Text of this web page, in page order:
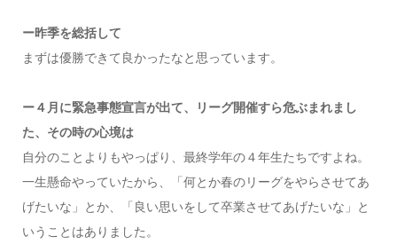
ー昨季を総括して
まずは優勝できて良かったなと思っています。
ー４月に緊急事態宣言が出て、リーグ開催すら危ぶまれまし
た、その時の心境は
自分のことよりもやっぱり、最終学年の４年生たちですよね。
一生懸命やっていたから、「何とか春のリーグをやらさせてあ
げたいな」とか、「良い思いをして卒業させてあげたいな」と
いうことはありました。